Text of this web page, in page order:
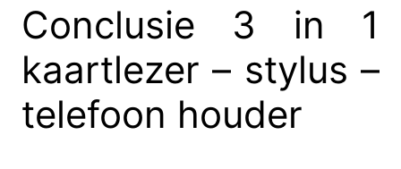
Conclusie 3 in 1
kaartlezer – stylus –
telefoon houder